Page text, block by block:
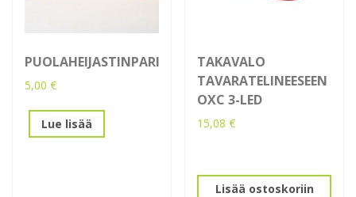
PUOLAHEIJASTINPARI
5,00 €
Lue lisää
TAKAVALO
TAVARATELINEESEEN
OXC 3-LED
15,08€
Lisää ostoskoriin